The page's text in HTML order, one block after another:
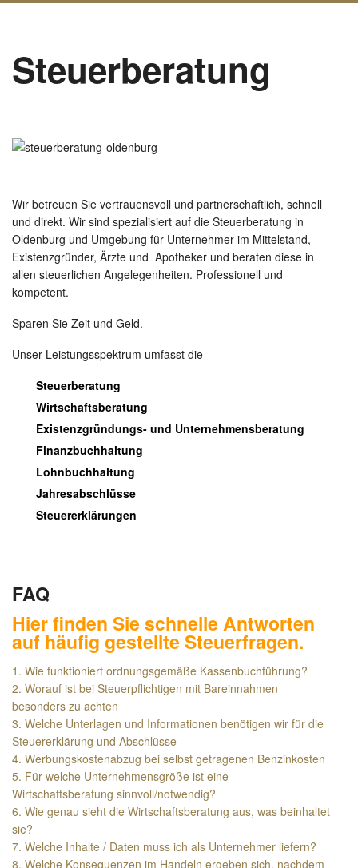
Steuerberatung
Wir betreuen Sie vertrauensvoll und partnerschaftlich, schnell
und direkt. Wir sind spezialisiert auf die Steuerberatung in
Oldenburg und Umgebung für Unternehmer im Mittelstand,
Existenzgründer, Ärzte und Apotheker und beraten diese in
allen steuerlichen Angelegenheiten. Professionell und
kompetent.
Sparen Sie Zeit und Geld.
Unser Leistungsspektrum umfasst die
Steuerberatung
Wirtschaftsberatung
Existenzgründungs- und Unternehmensberatung
Finanzbuchhaltung
Lohnbuchhaltung
Jahresabschlüsse
Steuererklärungen
FAQ
Hier finden Sie schnelle Antworten
auf häufig gestellte Steuerfragen.
1. Wie funktioniert ordnungsgemäße Kassenbuchführung?
2. Worauf ist bei Steuerpflichtigen mit Bareinnahmen
besonders zu achten
3. Welche Unterlagen und Informationen benötigen wir für die
Steuererklärung und Abschlüsse
4. Werbungskostenabzug bei selbst getragenen Benzinkosten
5. Für welche Unternehmensgröße ist eine
Wirtschaftsberatung sinnvoll/notwendig?
6. Wie genau sieht die Wirtschaftsberatung aus, was beinhaltet
sie?
7. Welche Inhalte / Daten muss ich als Unternehmer liefern?
8. Welche Konsequenzen im Handeln ergeben sich, nachdem